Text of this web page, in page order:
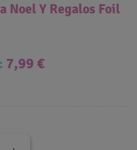
Noel Y Regalos Foil
7,99 €